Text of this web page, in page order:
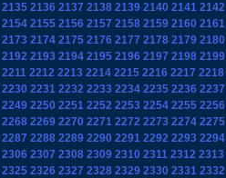
2135 2136 2137 2138 2139 2140 2141 2142
2154 2155 2156 2157 2158 2159 2160 2161
2173 2174 2175 2176 2177 2178 2179 2180
2192 2193 2194 2195 2196 2197 2198 2199
2211 2212 2213 2214 2215 2216 2217 2218
2230 2231 2232 2233 2234 2235 2236 2237
2249 2250 2251 2252 2253 2254 2255 2256
2268 2269 2270 2271 2272 2273 2274 2275
2287 2288 2289 2290 2291 2292 2293 2294
2306 2307 2308 2309 2310 2311 2312 2313
2325 2326 2327 2328 2329 2330 2331 2332